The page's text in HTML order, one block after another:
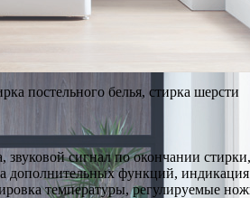
постельного белья, стирка шерсти
сигнал по окончании
функций,
температуры, регулируемые